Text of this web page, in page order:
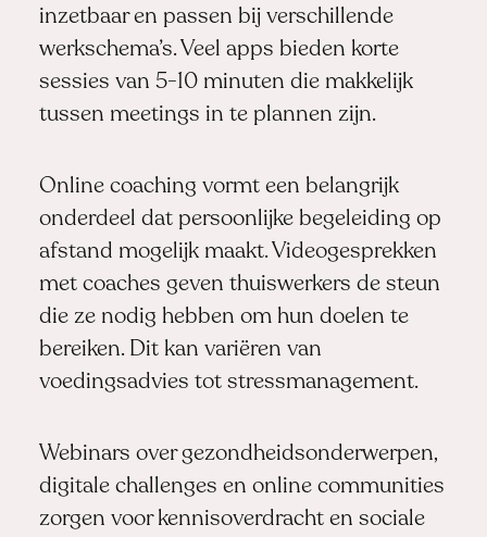
inzetbaar en passen bij verschillende
werkschema’s. Veel apps bieden korte
sessies van 5-10 minuten die makkelijk
tussen meetings in te plannen zijn.
Online coaching vormt een belangrijk
onderdeel dat persoonlijke begeleiding op
afstand mogelijk maakt. Videogesprekken
met coaches geven thuiswerkers de steun
die ze nodig hebben om hun doelen te
bereiken. Dit kan variëren van
voedingsadvies tot stressmanagement.
Webinars over gezondheidsonderwerpen,
digitale challenges en online communities
zorgen voor kennisoverdracht en sociale